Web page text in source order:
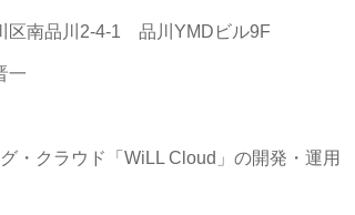
南品川2-4-1 品川YMDビル9F
一
・クラウド「WiLL Cloud」の開発・運用